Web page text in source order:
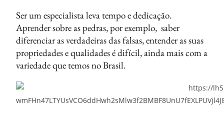
Ser um especialista leva tempo e dedicação.
Aprender sobre as pedras, por exemplo, saber
diferenciar as verdadeiras das falsas, entender as suas
propriedades e qualidades é difícil, ainda mais com a
variedade que temos no Brasil.